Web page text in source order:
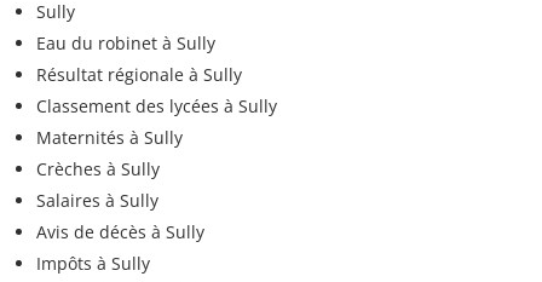
Sully
Eau du robinet à Sully
Résultat régionale à Sully
Classement des lycées à Sully
Maternités à Sully
Crèches à Sully
Salaires à Sully
Avis de décès à Sully
Impôts à Sully